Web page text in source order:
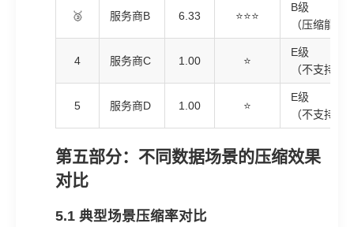
🥉 服务商B 6.33 ⭐⭐⭐
B级
（压缩能力
4 服务商C 1.00 ⭐
E级
（不支持压
5 服务商D 1.00 ⭐
E级
（不支持压
第五部分：不同数据场景的压缩效果
对比
5.1 典型场景压缩率对比